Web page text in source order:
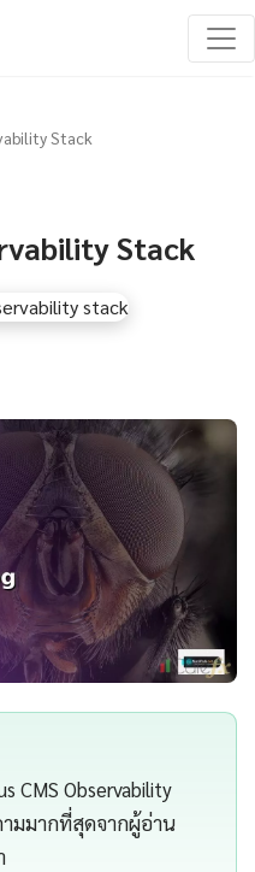
Stack
Stack
CMS Observability
มมากที่สุดจากผู้อ่าน